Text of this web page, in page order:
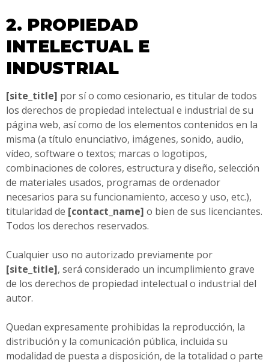
2. PROPIEDAD
INTELECTUAL E
INDUSTRIAL
[site_title] por sí o como cesionario, es titular de todos
los derechos de propiedad intelectual e industrial de su
página web, así como de los elementos contenidos en la
misma (a título enunciativo, imágenes, sonido, audio,
vídeo, software o textos; marcas o logotipos,
combinaciones de colores, estructura y diseño, selección
de materiales usados, programas de ordenador
necesarios para su funcionamiento, acceso y uso, etc.),
titularidad de [contact_name] o bien de sus licenciantes.
Todos los derechos reservados.
Cualquier uso no autorizado previamente por
[site_title], será considerado un incumplimiento grave
de los derechos de propiedad intelectual o industrial del
autor.
Quedan expresamente prohibidas la reproducción, la
distribución y la comunicación pública, incluida su
modalidad de puesta a disposición, de la totalidad o parte